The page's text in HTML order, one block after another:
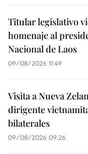
Titular legislativo
homenaje al
Nacional de Laos
09/08/2026 11:49
Visita a Nueva
dirigente
bilaterales
09/08/2026 09:26